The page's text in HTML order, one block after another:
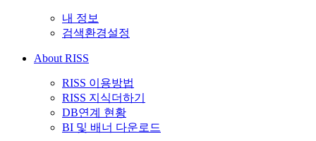
내 정보
검색환경설정
About RISS
RISS 이용방법
RISS 지식더하기
DB연계 현황
BI 및 배너 다운로드